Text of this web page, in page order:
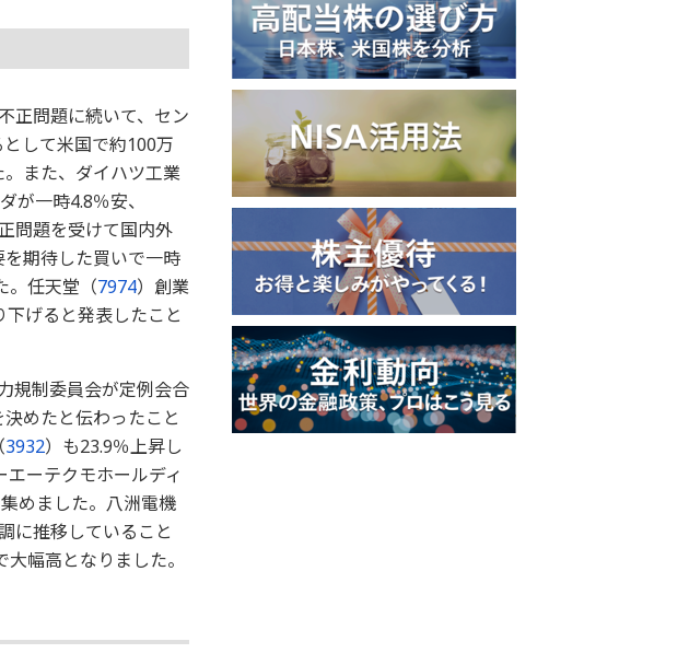
正問題に続いて、セン
して米国で約100万
また、ダイハツ工業
が一時4.8％安、
問題を受けて国内外
期待した買いで一時
。任天堂（7974）創業
げると発表したこと
規制委員会が定例会合
めたと伝わったこと
3932）も23.9％上昇し
エーテクモホールディ
めました。八洲電機
に推移していること
幅高となりました。